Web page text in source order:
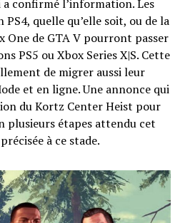
a confirmé l’information. Les
quelle qu’elle soit, ou de la
One de GTA V pourront passer
PS5 ou Xbox Series X|S. Cette
de migrer aussi leur
et en ligne. Une annonce qui
du Kortz Center Heist pour
plusieurs étapes attendu cet
à ce stade.